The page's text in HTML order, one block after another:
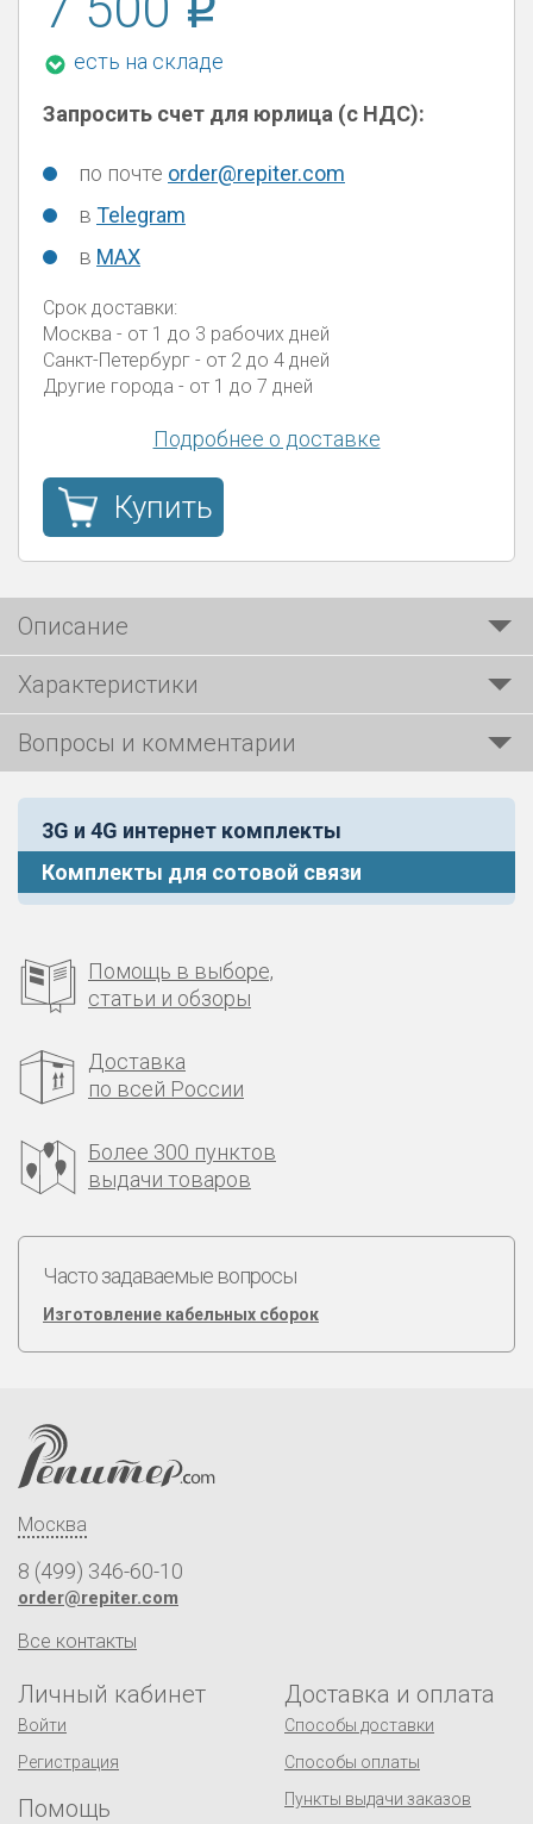
есть на складе
Запросить счет для юрлица (с НДС):
по почте order@repiter.com
в Telegram
в MAX
Срок доставки:
Москва - от 1 до 3 рабочих дней
Санкт-Петербург - от 2 до 4 дней
Другие города - от 1 до 7 дней
Подробнее о доставке
Купить
Описание
Характеристики
Вопросы и комментарии
3G и 4G интернет комплекты
Комплекты для сотовой связи
Помощь в выборе,
статьи и обзоры
Доставка
по всей России
Более 300 пунктов
выдачи товаров
Часто задаваемые вопросы
Изготовление кабельных сборок
Москва
8 (499) 346-60-10
order@repiter.com
Все контакты
Личный кабинет
Войти
Регистрация
Помощь
Доставка и оплата
Способы доставки
Способы оплаты
Пункты выдачи заказов